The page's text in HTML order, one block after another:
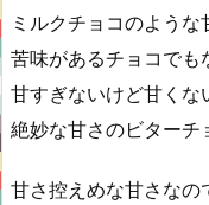
ミルクチョコのような
苦味があるチョコでも
甘すぎないけど甘くな
絶妙な甘さのビターチ
甘さ控えめな甘さなの